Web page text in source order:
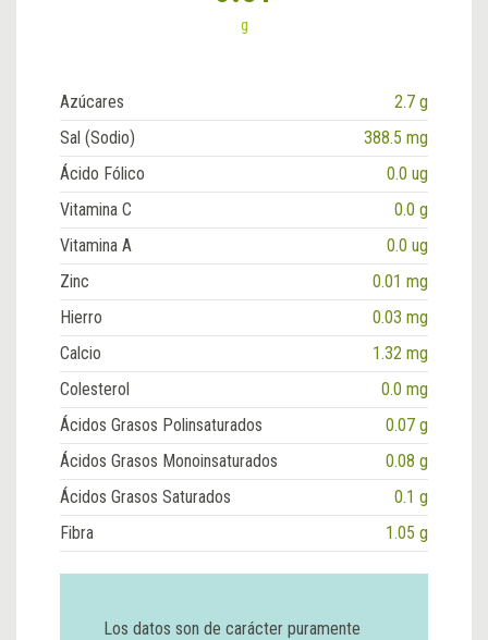
g
Azúcares
2.7 g
Sal (Sodio)
388.5 mg
Ácido Fólico
0.0 ug
Vitamina C
0.0 g
Vitamina A
0.0 ug
Zinc
0.01 mg
Hierro
0.03 mg
Calcio
1.32 mg
Colesterol
0.0 mg
Ácidos Grasos Polinsaturados
0.07 g
Ácidos Grasos Monoinsaturados
0.08 g
Ácidos Grasos Saturados
0.1 g
Fibra
1.05 g
Los datos son de carácter puramente